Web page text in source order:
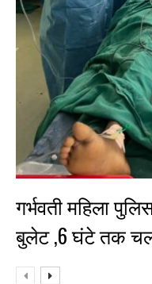
गर्भवती महिला
बुलेट ,6 घंटे तक